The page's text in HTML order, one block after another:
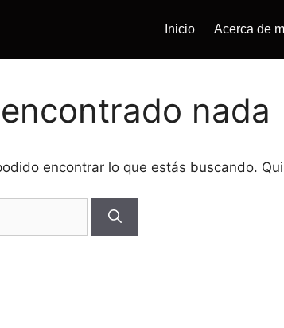
Inicio Acerca de
nada
encontrar lo que estás buscando.